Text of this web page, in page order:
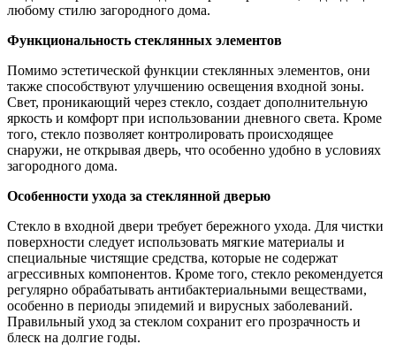
любому стилю загородного дома.
Функциональность стеклянных элементов
Помимо эстетической функции стеклянных элементов, они
также способствуют улучшению освещения входной зоны.
Свет, проникающий через стекло, создает дополнительную
яркость и комфорт при использовании дневного света. Кроме
того, стекло позволяет контролировать происходящее
снаружи, не открывая дверь, что особенно удобно в условиях
загородного дома.
Особенности ухода за стеклянной дверью
Стекло в входной двери требует бережного ухода. Для чистки
поверхности следует использовать мягкие материалы и
специальные чистящие средства, которые не содержат
агрессивных компонентов. Кроме того, стекло рекомендуется
регулярно обрабатывать антибактериальными веществами,
особенно в периоды эпидемий и вирусных заболеваний.
Правильный уход за стеклом сохранит его прозрачность и
блеск на долгие годы.